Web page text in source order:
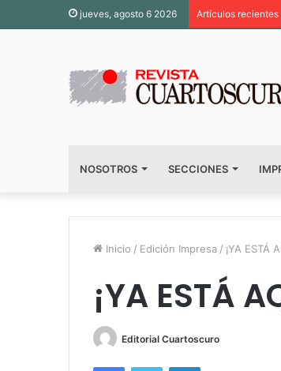
jueves, agosto 6 2026 Artículos recientes
NOSOTROS SECCIONES
Inicio / Edición Impresa / ¡YA ESTÁ
¡YA ESTÁ
Editorial Cuartoscuro
FacebookTwitter LinkedIn